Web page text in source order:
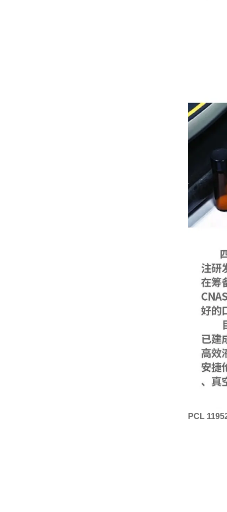
PCL